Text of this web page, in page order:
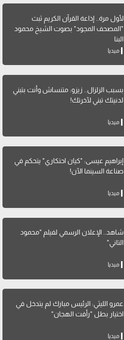
لأول مرة.. إذاعة القرآن الكريم ثبث
"المصحف المجود" بصوت الشيخ محمود
البنا
ميديا
بسبب الزلزال.. زيزو: متنساش وأنت بتبني
لدنيتك تبني لآخرتك!
ميديا
إبراهيم عيسى: "كيان احتكاري" يتحكم في
صناعة السينما الآن!
ميديا
شاهد.. الإعلان الرسمي لفيلم "محمود
التاني"
ميديا
عمرو الليثي: الرئيس مبارك لم يتدخل في
اختيار بطل "رأفت الهجان"
ميديا